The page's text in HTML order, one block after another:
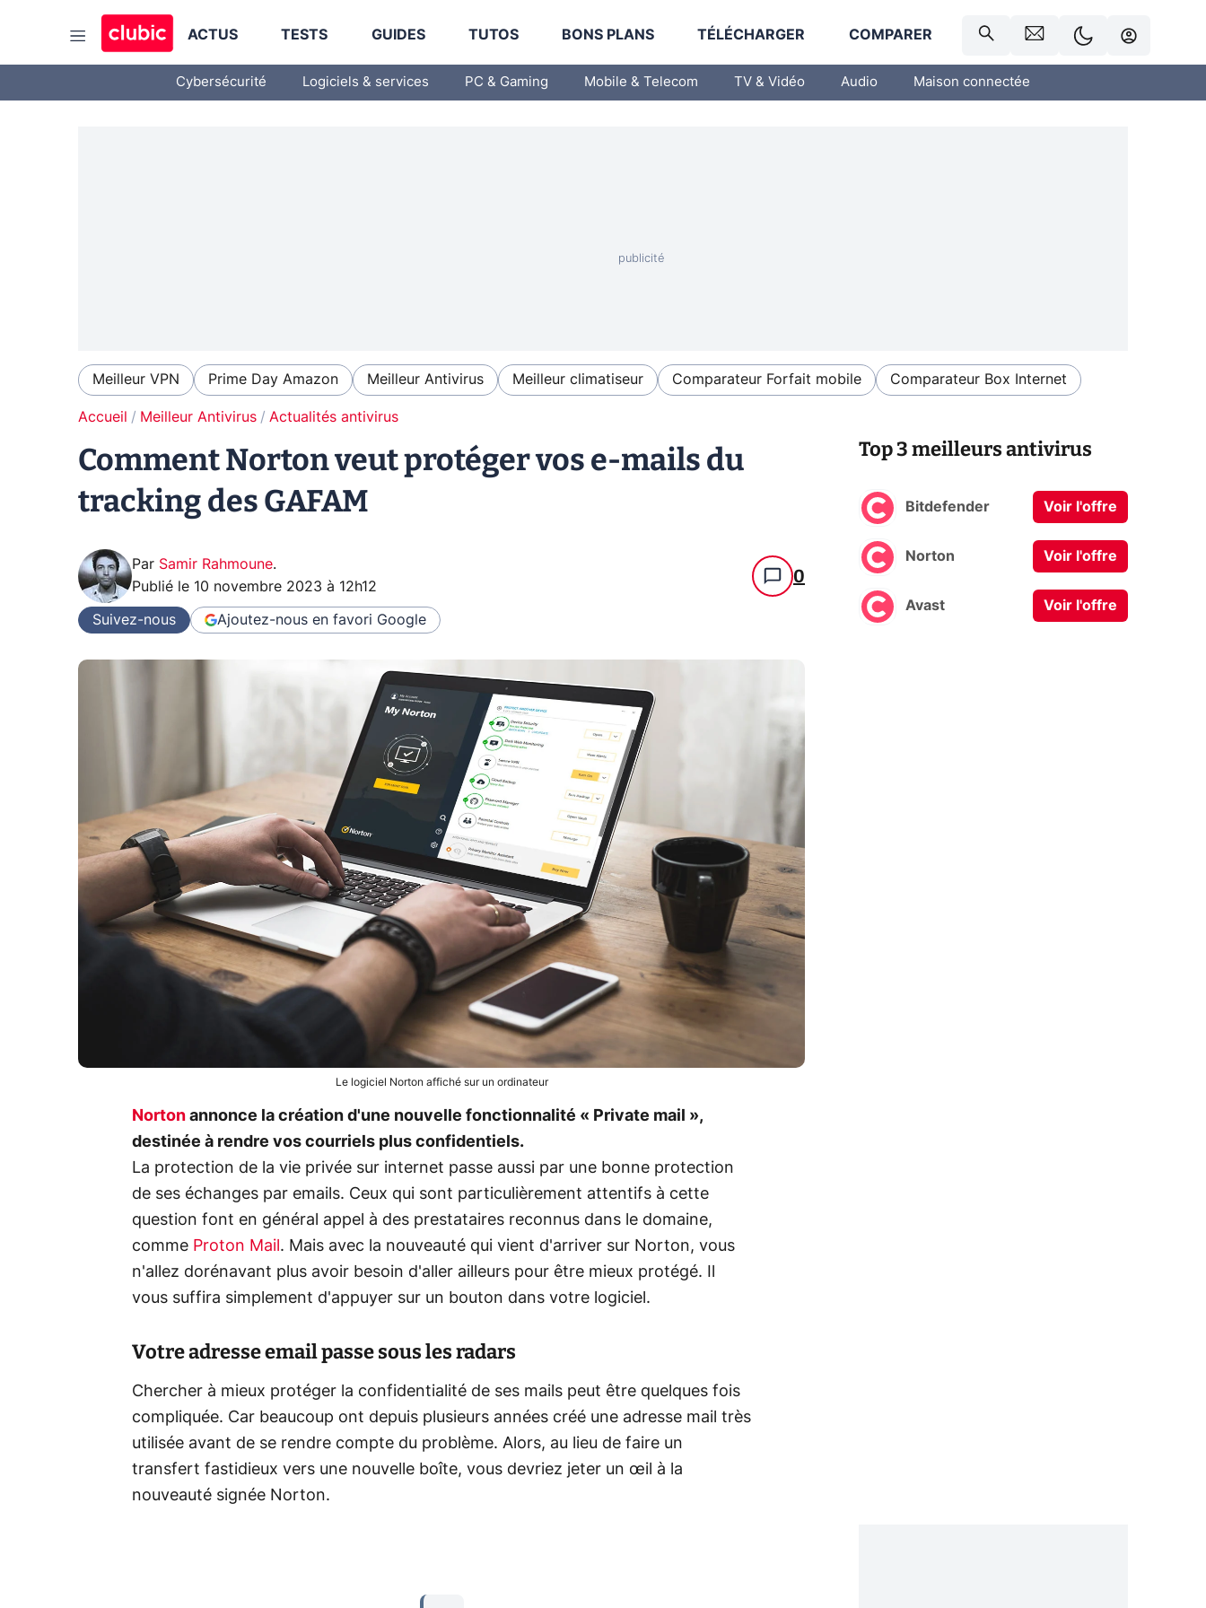
ACTUS TESTS GUIDES TUTOS BONS PLANS TÉLÉCHARGER COMPARER
Cybersécurité Logiciels & services PC & Gaming Mobile & Telecom TV & Vidéo Audio Maison connectée
Meilleur VPN Prime Day Amazon Meilleur Antivirus Meilleur climatiseur Comparateur Forfait mobile Comparateur Box Internet
Accueil Meilleur Antivirus Actualités antivirus
Comment Norton veut protéger vos e-mails du
tracking des GAFAM
Par Samir Rahmoune.
Publié le 10 novembre 2023 à 12h12 0
Suivez-nous Ajoutez-nous en favori Google
Le logiciel Norton affiché sur un ordinateur
Norton annonce la création d'une nouvelle fonctionnalité « Private mail »,
destinée à rendre vos courriels plus confidentiels.
La protection de la vie privée sur internet passe aussi par une bonne protection
de ses échanges par emails. Ceux qui sont particulièrement attentifs à cette
question font en général appel à des prestataires reconnus dans le domaine,
comme Proton Mail . Mais avec la nouveauté qui vient d'arriver sur Norton, vous
n'allez dorénavant plus avoir besoin d'aller ailleurs pour être mieux protégé. Il
vous suffira simplement d'appuyer sur un bouton dans votre logiciel.
Votre adresse email passe sous les radars
Chercher à mieux protéger la confidentialité de ses mails peut être quelques fois
compliquée. Car beaucoup ont depuis plusieurs années créé une adresse mail très
utilisée avant de se rendre compte du problème. Alors, au lieu de faire un
transfert fastidieux vers une nouvelle boîte, vous devriez jeter un œil à la
nouveauté signée Norton.
Top 3 meilleurs antivirus
Bitdefender Voir l'offre
Norton Voir l'offre
Avast Voir l'offre